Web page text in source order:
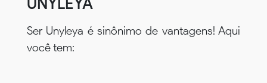
Ser Unyleya é sinônimo de vantagens! Aqui
você tem: